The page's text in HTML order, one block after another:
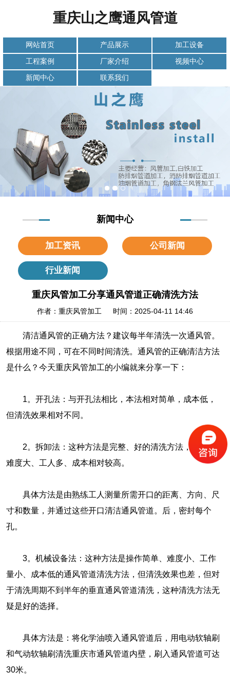
重庆山之鹰通风管道
网站首页 产品展示 加工设备
工程案例 厂家介绍 视频中心
新闻中心 联系我们
新闻中心
加工资讯 公司新闻
行业新闻
重庆风管加工分享通风管道正确清洗方法
作者：重庆风管加工 时间：2025-04-11 14:46
清洁通风管的正确方法？建议每半年清洗一次通风管。
根据用途不同，可在不同时间清洗。通风管的正确清洁方法
是什么？今天重庆风管加工的小编就来分享一下：
1。开孔法：与开孔法相比，本法相对简单，成本低，
但清洗效果相对不同。
2。拆卸法：这种方法是完整、好的清洗方法，但施工
难度大、工人多、成本相对较高。
具体方法是由熟练工人测量所需开口的距离、方向、尺
寸和数量，并通过这些开口清洁通风管道。后，密封每个
孔。
3。机械设备法：这种方法是操作简单、难度小、工作
量小、成本低的通风管道清洗方法，但清洗效果也差，但对
于清洗周期不到半年的垂直通风管道清洗，这种清洗方法无
疑是好的选择。
具体方法是：将化学油喷入通风管道后，用电动软轴刷
和气动软轴刷清洗重庆市通风管道内壁，刷入通风管道可达
30米。